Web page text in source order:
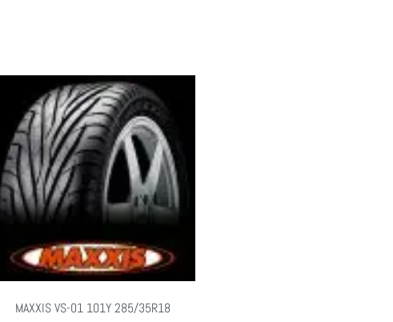
MAXXIS VS-01 101Y 285/35R18